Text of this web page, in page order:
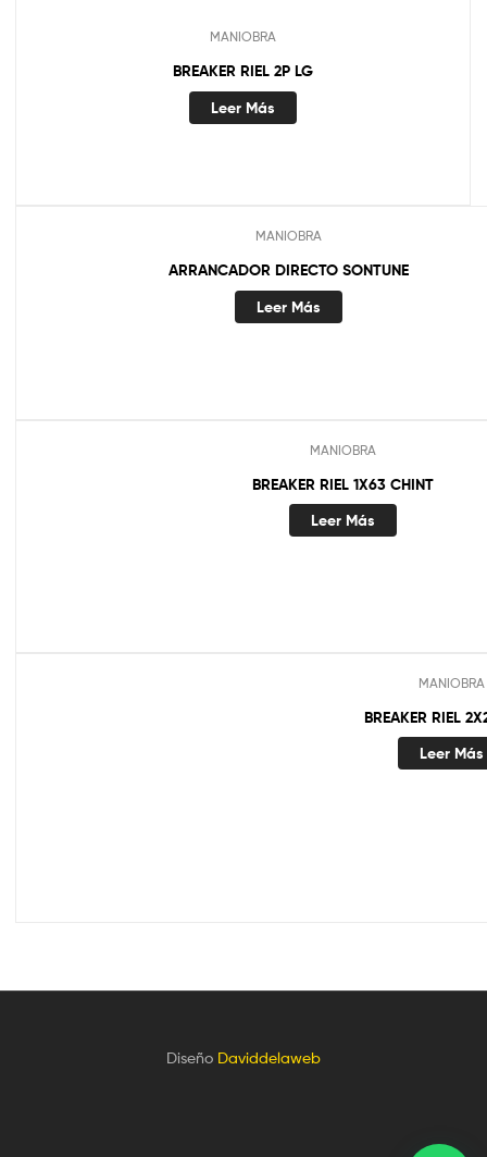
MANIOBRA
BREAKER RIEL 2P LG
Leer Más
MANIOBRA
ARRANCADOR DIRECTO SONTUNE
Leer Más
MANIOBRA
BREAKER RIEL 1X63 CHINT
Leer Más
MANIOBRA
BREAKER RIEL
Leer Más
Diseño Daviddelaweb